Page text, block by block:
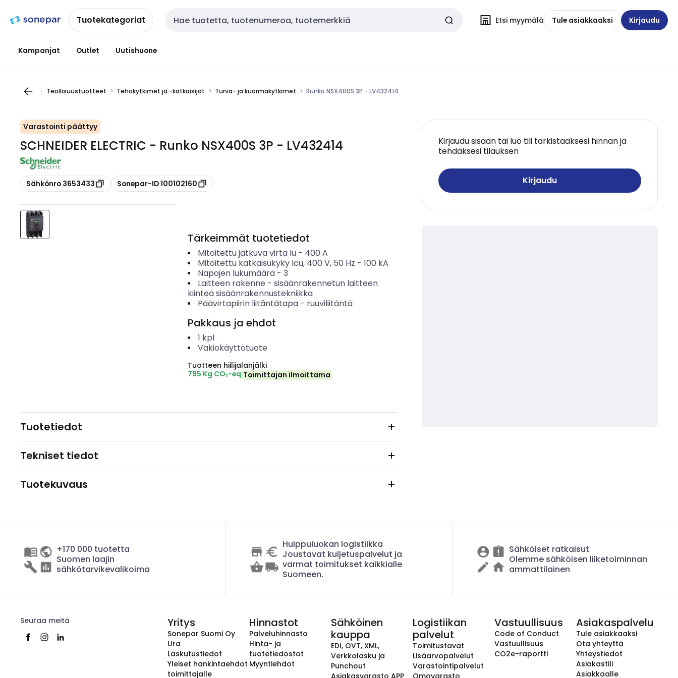
navigointiinsisältöönTuotekategoriat Haku Etsi myymälä Tule asiakkaaksi Kirjaudu
Kampanjat Outlet Uutishuone
Teollisuustuotteet Tehokytkimet ja -katkaisijat Turva- ja kuormakytkimet Runko NSX400S 3P - LV432414
Varastointi päättyy
SCHNEIDER ELECTRIC - Runko NSX400S 3P - LV432414
Kopioi
Sähkönro 3653433 Kopioi
Sonepar-ID 100102160
Kirjaudu sisään tai luo tili tarkistaaksesi hinnan ja
tehdäksesi tilauksen
Kirjaudu
Tärkeimmät tuotetiedot
Mitoitettu jatkuva virta Iu- 400 A
Mitoitettu katkaisukyky lcu, 400 V, 50 Hz - 100 kA
Napojen lukumäärä- 3
Laitteen rakenne - sisäänrakennetun laitteen
kiinteä sisäänrakennustekniikka
Päävirtapiirin liitäntätapa- ruuviliitäntä
Pakkaus ja ehdot
1 kpl
Vakiokäyttötuote
Tuotteen hiilijalanjälki
795 Kg CO₂-eq Toimittajan ilmoittama
Tuotetiedot
Tekniset tiedot
Tuotekuvaus
+170 000 tuotetta
Suomen laajin
sähkötarvikevalikoima
Huippuluokan logistiikka
Joustavat kuljetuspalvelut ja
varmat toimitukset kaikkialle
Suomeen.
Sähköiset ratkaisut
Olemme sähköisen liiketoiminnan
ammattilainen
Seuraa meitä Yritys
Sonepar Suomi Oy
Ura
Laskutustiedot
Yleiset hankintaehdot
toimittajalle
Hinnastot
Palveluhinnasto
Hinta- ja
tuotetiedostot
Myyntiehdot
Sähköinen
kauppa
EDI, OVT, XML,
Verkkolasku ja
Punchout
Asiakasvarasto APP
Logistiikan
palvelut
Toimitustavat
Lisäarvopalvelut
Varastointipalvelut
Omavarasto
Vastuullisuus
Code of Conduct
Vastuullisuus
CO2e-raportti
Asiakaspalvelu
Tule asiakkaaksi
Ota yhteyttä
Yhteystiedot
Asiakastili
Asiakkaalle